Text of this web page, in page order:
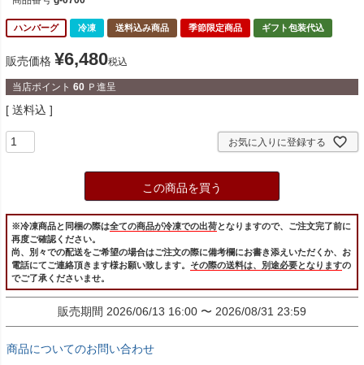
ハンバーグ 冷凍 送料込み商品 季節限定商品 ギフト包装代込
販売価格 ¥6,480税込
当店ポイント 60 Ｐ進呈
送料込
お気に入りに登録する
この商品を買う
※冷凍商品と同梱の際は全ての商品が冷凍での出荷となりますので、ご注文完了前に
再度ご確認ください。
尚、別々での配送をご希望の場合はご注文の際に備考欄にお書き添えいただくか、お
電話にてご連絡頂きます様お願い致します。 その際の送料は、別途必要となりますの
でご了承くださいませ。
販売期間 2026/06/13 16:00 〜 2026/08/31 23:59
商品についてのお問い合わせ